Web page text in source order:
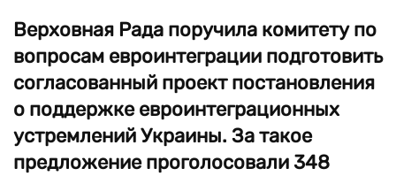
Верховная Рада поручила комитету по
вопросам евроинтеграции подготовить
согласованный проект постановления
о поддержке евроинтеграционных
устремлений Украины. За такое
предложение проголосовали 348